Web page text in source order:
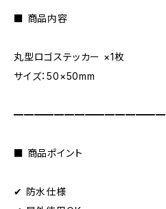
■ 商品内容
丸型ロゴステッカー ×1枚
サイズ：50×50mm
━━━━━━━━━━━━━━━
■ 商品ポイント
✔ 防水仕様